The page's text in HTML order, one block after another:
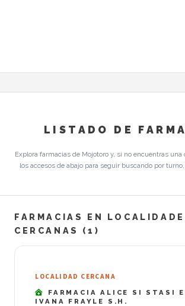
LISTADO DE
Explora farmacias de Mojotoro y, si no encuentras una
los accesos de abajo para seguir buscando por turno,
FARMACIAS EN
CERCANAS (1)
LOCALIDAD CERCANA
FARMACIA ALICE SI STASI E
IVANA FRAYLE S.H.